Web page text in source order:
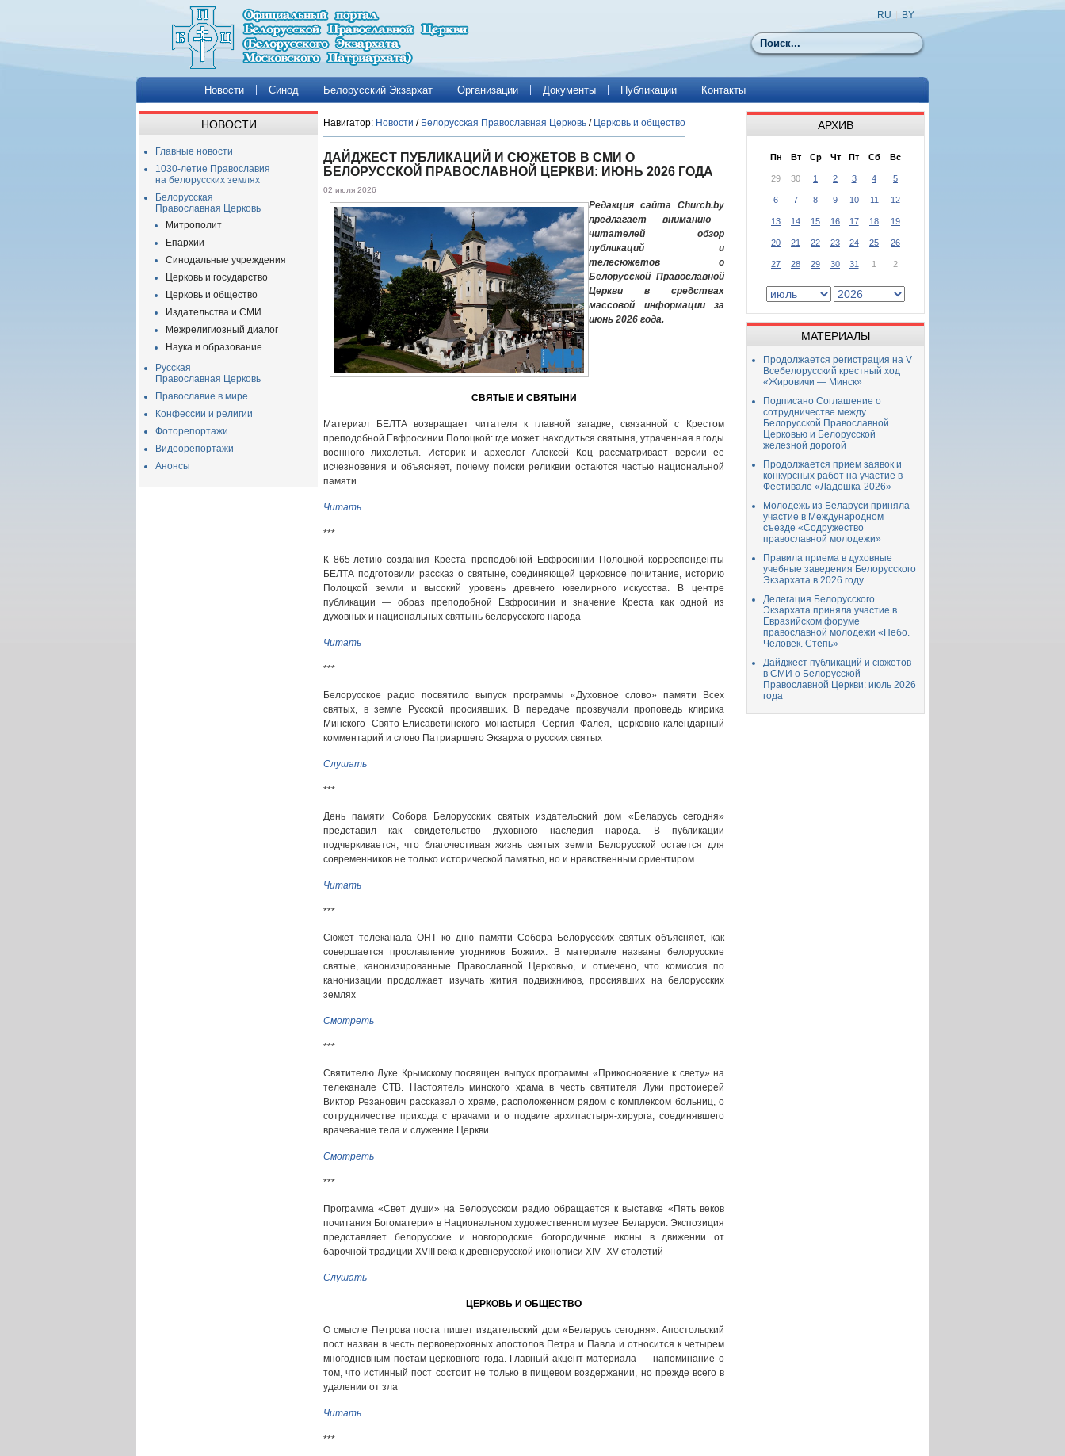
Поиск
RU BY
Новости Синод Белорусский Экзархат Организации Документы Публикации Контакты
НОВОСТИ
Главные новости
1030-летие Православия
на белорусских землях
Белорусская
Православная Церковь
Митрополит
Епархии
Синодальные учреждения
Церковь и государство
Церковь и общество
Издательства и СМИ
Межрелигиозный диалог
Наука и образование
Русская
Православная Церковь
Православие в мире
Конфессии и религии
Фоторепортажи
Видеорепортажи
Анонсы
Навигатор: Новости / Белорусская Православная Церковь / Церковь и общество
ДАЙДЖЕСТ ПУБЛИКАЦИЙ И СЮЖЕТОВ В СМИ О
БЕЛОРУССКОЙ ПРАВОСЛАВНОЙ ЦЕРКВИ: ИЮНЬ 2026 ГОДА
02 июля 2026
Редакция сайта Church.by
предлагает вниманию
читателей обзор
публикаций и
телесюжетов о
Белорусской Православной
Церкви в средствах
массовой информации за
июнь 2026 года.
СВЯТЫЕ И СВЯТЫНИ
Материал БЕЛТА возвращает читателя к главной загадке, связанной с Крестом
преподобной Евфросинии Полоцкой: где может находиться святыня, утраченная в годы
военного лихолетья. Историк и археолог Алексей Коц рассматривает версии ее
исчезновения и объясняет, почему поиски реликвии остаются частью национальной
памяти
Читать
***
К 865-летию создания Креста преподобной Евфросинии Полоцкой корреспонденты
БЕЛТА подготовили рассказ о святыне, соединяющей церковное почитание, историю
Полоцкой земли и высокий уровень древнего ювелирного искусства. В центре
публикации — образ преподобной Евфросинии и значение Креста как одной из
духовных и национальных святынь белорусского народа
Читать
***
Белорусское радио посвятило выпуск программы «Духовное слово» памяти Всех
святых, в земле Русской просиявших. В передаче прозвучали проповедь клирика
Минского Свято-Елисаветинского монастыря Сергия Фалея, церковно-календарный
комментарий и слово Патриаршего Экзарха о русских святых
Слушать
***
День памяти Собора Белорусских святых издательский дом «Беларусь сегодня»
представил как свидетельство духовного наследия народа. В публикации
подчеркивается, что благочестивая жизнь святых земли Белорусской остается для
современников не только исторической памятью, но и нравственным ориентиром
Читать
***
Сюжет телеканала ОНТ ко дню памяти Собора Белорусских святых объясняет, как
совершается прославление угодников Божиих. В материале названы белорусские
святые, канонизированные Православной Церковью, и отмечено, что комиссия по
канонизации продолжает изучать жития подвижников, просиявших на белорусских
землях
Смотреть
***
Святителю Луке Крымскому посвящен выпуск программы «Прикосновение к свету» на
телеканале СТВ. Настоятель минского храма в честь святителя Луки протоиерей
Виктор Резанович рассказал о храме, расположенном рядом с комплексом больниц, о
сотрудничестве прихода с врачами и о подвиге архипастыря-хирурга, соединявшего
врачевание тела и служение Церкви
Смотреть
***
Программа «Свет души» на Белорусском радио обращается к выставке «Пять веков
почитания Богоматери» в Национальном художественном музее Беларуси. Экспозиция
представляет белорусские и новгородские богородичные иконы в движении от
барочной традиции XVIII века к древнерусской иконописи XIV–XV столетий
Слушать
ЦЕРКОВЬ И ОБЩЕСТВО
О смысле Петрова поста пишет издательский дом «Беларусь сегодня»: Апостольский
пост назван в честь первоверховных апостолов Петра и Павла и относится к четырем
многодневным постам церковного года. Главный акцент материала — напоминание о
том, что истинный пост состоит не только в пищевом воздержании, но прежде всего в
удалении от зла
Читать
***
АРХИВ
Пн Вт Ср Чт Пт Сб Вс
29 30 1 2 3 4 5
6 7 8 9 10 11 12
13 14 15 16 17 18 19
20 21 22 23 24 25 26
27 28 29 30 31 1 2
МАТЕРИАЛЫ
Продолжается регистрация на V
Всебелорусский крестный ход
«Жировичи — Минск»
Подписано Соглашение о
сотрудничестве между
Белорусской Православной
Церковью и Белорусской
железной дорогой
Продолжается прием заявок и
конкурсных работ на участие в
Фестивале «Ладошка-2026»
Молодежь из Беларуси приняла
участие в Международном
съезде «Содружество
православной молодежи»
Правила приема в духовные
учебные заведения Белорусского
Экзархата в 2026 году
Делегация Белорусского
Экзархата приняла участие в
Евразийском форуме
православной молодежи «Небо.
Человек. Степь»
Дайджест публикаций и сюжетов
в СМИ о Белорусской
Православной Церкви: июль 2026
года